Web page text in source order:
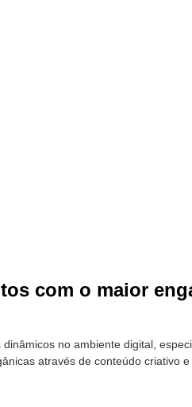
com o maior
no ambiente digital,
através de conteúdo criativo e